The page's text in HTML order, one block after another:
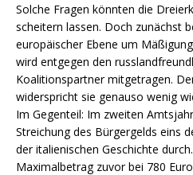
Solche Fragen könnten die
scheitern lassen. Doch zunächst
europäischer Ebene um
wird entgegen den
Koalitionspartner mitgetragen.
widerspricht sie genauso wenig
Im Gegenteil: Im zweiten
Streichung des Bürgergelds eins
der italienischen Geschichte
Maximalbetrag zuvor bei 780